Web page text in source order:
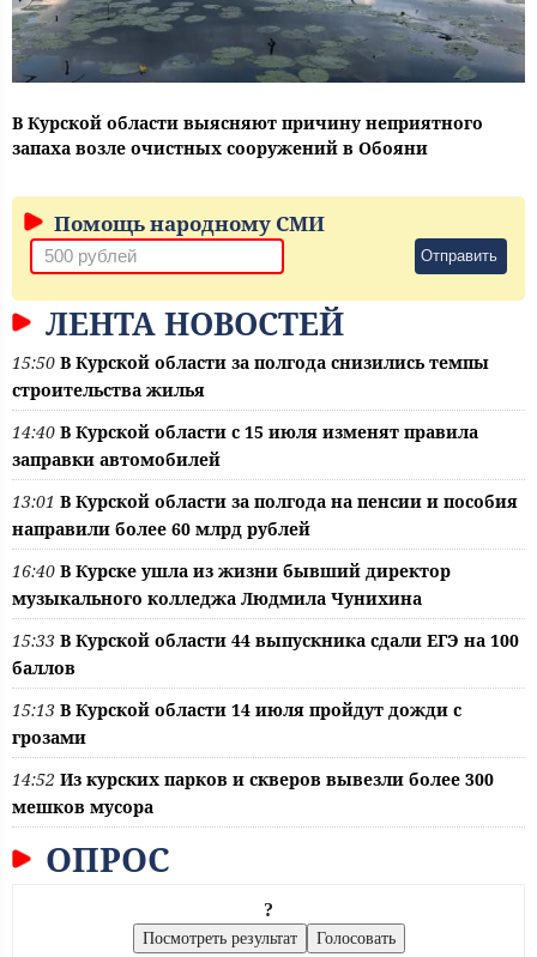
В Курской области выясняют причину неприятного
запаха возле очистных сооружений в Обояни
Помощь народному СМИ
Отправить
ЛЕНТА НОВОСТЕЙ
15:50 В Курской области за полгода снизились темпы
строительства жилья
14:40 В Курской области с 15 июля изменят правила
заправки автомобилей
13:01 В Курской области за полгода на пенсии и пособия
направили более 60 млрд рублей
16:40 В Курске ушла из жизни бывший директор
музыкального колледжа Людмила Чунихина
15:33 В Курской области 44 выпускника сдали ЕГЭ на 100
баллов
15:13 В Курской области 14 июля пройдут дожди с
грозами
14:52 Из курских парков и скверов вывезли более 300
мешков мусора
ОПРОС
?